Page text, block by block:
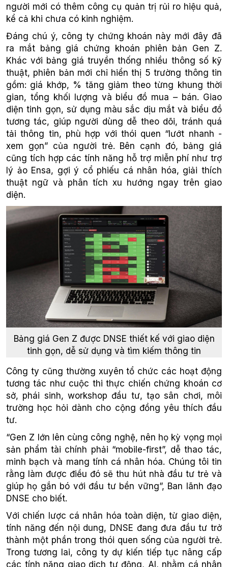
người mới có thêm công cụ quản trị rủi ro hiệu quả,
kể cả khi chưa có kinh nghiệm.
Đáng chú ý, công ty chứng khoán này mới đây đã
ra mắt bảng giá chứng khoán phiên bản Gen Z.
Khác với bảng giá truyền thống nhiều thông số kỹ
thuật, phiên bản mới chỉ hiển thị 5 trường thông tin
gồm: giá khớp, % tăng giảm theo từng khung thời
gian, tổng khối lượng và biểu đồ mua – bán. Giao
diện tinh gọn, sử dụng màu sắc dịu mắt và biểu đồ
tương tác, giúp người dùng dễ theo dõi, tránh quá
tải thông tin, phù hợp với thói quen “lướt nhanh -
xem gọn” của người trẻ. Bên cạnh đó, bảng giá
cũng tích hợp các tính năng hỗ trợ miễn phí như trợ
lý ảo Ensa, gợi ý cổ phiếu cá nhân hóa, giải thích
thuật ngữ và phân tích xu hướng ngay trên giao
diện.
Bảng giá Gen Z được DNSE thiết kế với giao diện
tinh gọn, dễ sử dụng và tìm kiếm thông tin
Công ty cũng thường xuyên tổ chức các hoạt động
tương tác như cuộc thi thực chiến chứng khoán cơ
sở, phái sinh, workshop đầu tư, tạo sân chơi, môi
trường học hỏi dành cho cộng đồng yêu thích đầu
tư.
“Gen Z lớn lên cùng công nghệ, nên họ kỳ vọng mọi
sản phẩm tài chính phải “mobile-first”, dễ thao tác,
minh bạch và mang tính cá nhân hóa. Chúng tôi tin
rằng làm được điều đó sẽ thu hút nhà đầu tư trẻ và
giúp họ gắn bó với đầu tư bền vững”, Ban lãnh đạo
DNSE cho biết.
Với chiến lược cá nhân hóa toàn diện, từ giao diện,
tính năng đến nội dung, DNSE đang đưa đầu tư trở
thành một phần trong thói quen sống của người trẻ.
Trong tương lai, công ty dự kiến tiếp tục nâng cấp
các tính năng giao dịch tự động, AI, nhằm cá nhân